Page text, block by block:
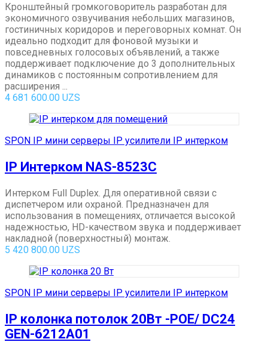
Кронштейный громкоговоритель разработан для
экономичного озвучивания небольших магазинов,
гостиничных коридоров и переговорных комнат. Он
идеально подходит для фоновой музыки и
повседневных голосовых объявлений, а также
поддерживает подключение до 3 дополнительных
динамиков с постоянным сопротивлением для
расширения ...
4 681 600.00 UZS
SPON IP мини серверы IP усилители IP интерком
IP Интерком NAS-8523C
Интерком Full Duplex. Для оперативной связи с
диспетчером или охраной. Предназначен для
использования в помещениях, отличается высокой
надежностью, HD-качеством звука и поддерживает
накладной (поверхностный) монтаж.
5 420 800.00 UZS
SPON IP мини серверы IP усилители IP интерком
IP колонка потолок 20Вт -POE/ DC24
GEN-6212A01